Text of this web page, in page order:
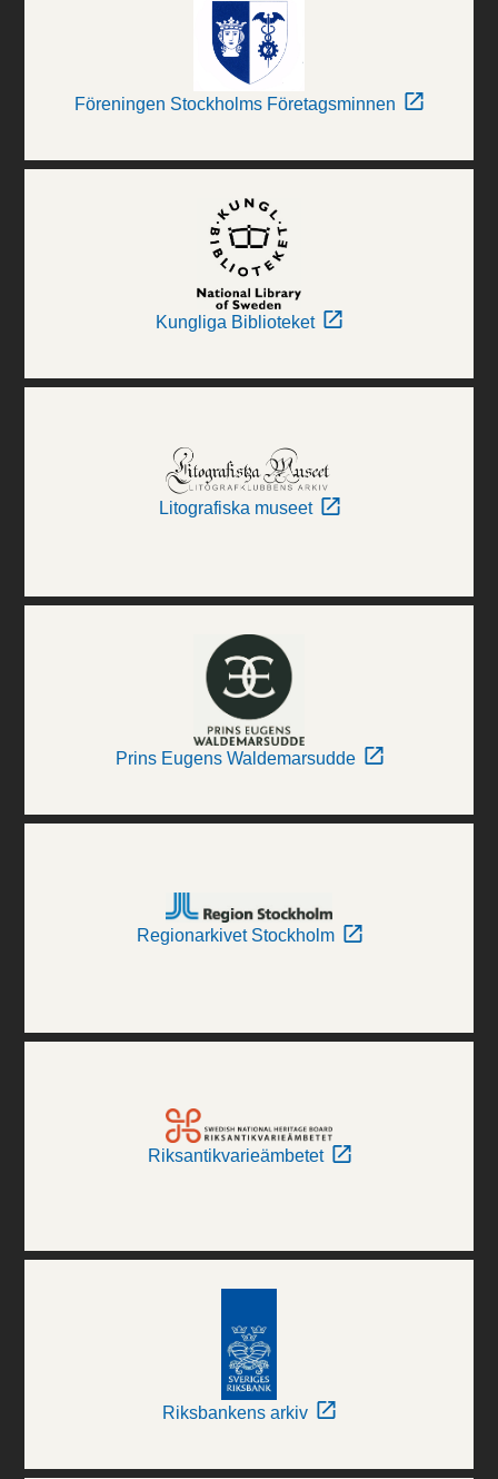
Föreningen Stockholms Företagsminnen
Kungliga Biblioteket
Litografiska museet
Prins Eugens Waldemarsudde
Regionarkivet Stockholm
Riksantikvarieämbetet
Riksbankens arkiv